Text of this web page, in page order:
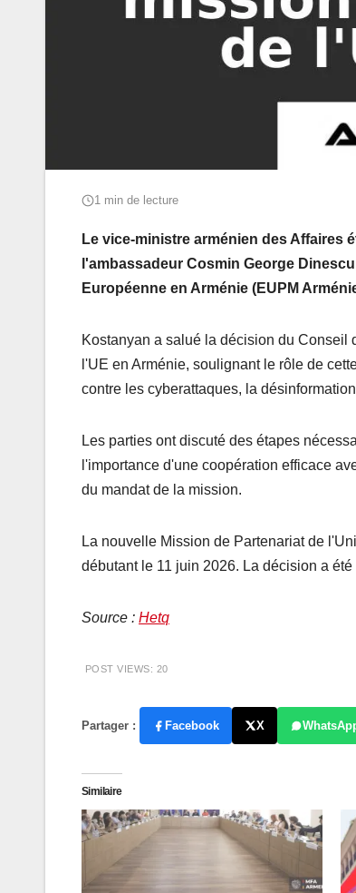
1 min de lecture
Le vice-ministre arménien des Affaires
l'ambassadeur Cosmin George
Européenne en Arménie (EUPM
Kostanyan a salué la décision du
l'UE en Arménie, soulignant le rôle de
contre les cyberattaques, la
Les parties ont discuté des étapes
l'importance d'une coopération efficace
du mandat de la mission.
La nouvelle Mission de Partenariat de
débutant le 11 juin 2026. La décision a
Source : Hetq
POST VIEWS: 20
Partager : Facebook X
Similaire